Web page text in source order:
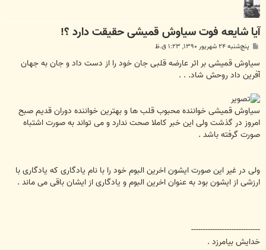
آیا شایعه فوت سیاوش قمیشی حقیقت دارد ؟!
س
ت
پنج‌شنبه ۲۴ شهریور ۱۳۹۰, ۱:۲۳ ق.ظ
سیاوش قمیشی بر اثر عارضه قلبی جان خود را از دست داد و جان به جهان
آفرین داد روحش شاد. . .
سیاوش قمیشی خواننده محبوب قلب ها و بهترین خواننده دوران قدیم صبح
امروز در گذشت ولی این خبر کاملا صحت ندارد و می تواند به صورت اشتباه
صورت گرفته باشد .
ولی در غیر این صورت ایشون اخرین البوم خود را با نام یادگاری که یادگاری با
ارزشی از ایشون بود به عنوان اخرین البوم و یادگاری از ایشان باقی می ماند .
-----------------------------
خدايش بيامرزد .